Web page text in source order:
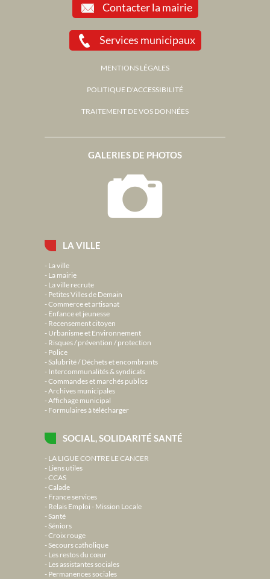
LA VILLE
La ville
La mairie
La ville recrute
Petites Villes de Demain
Commerce et artisanat
Enfance et jeunesse
Recensement citoyen
Urbanisme et Environnement
Risques / prévention / protection
Police
Salubrité / Déchets et encombrants
Intercommunalités & syndicats
Commandes et marchés publics
Archives municipales
Affichage municipal
Formulaires à télécharger
SOCIAL, SOLIDARITÉ SANTÉ
LA LIGUE CONTRE LE CANCER
Liens utiles
CCAS
Calade
France services
Relais Emploi - Mission Locale
Santé
Séniors
Croix rouge
Secours catholique
Les restos du cœur
Les assistantes sociales
Permanences sociales
GALERIES DE PHOTOS
Contacter la mairie
Services municipaux
MENTIONS LÉGALES
POLITIQUE D'ACCESSIBILITÉ
TRAITEMENT DE VOS DONNÉES